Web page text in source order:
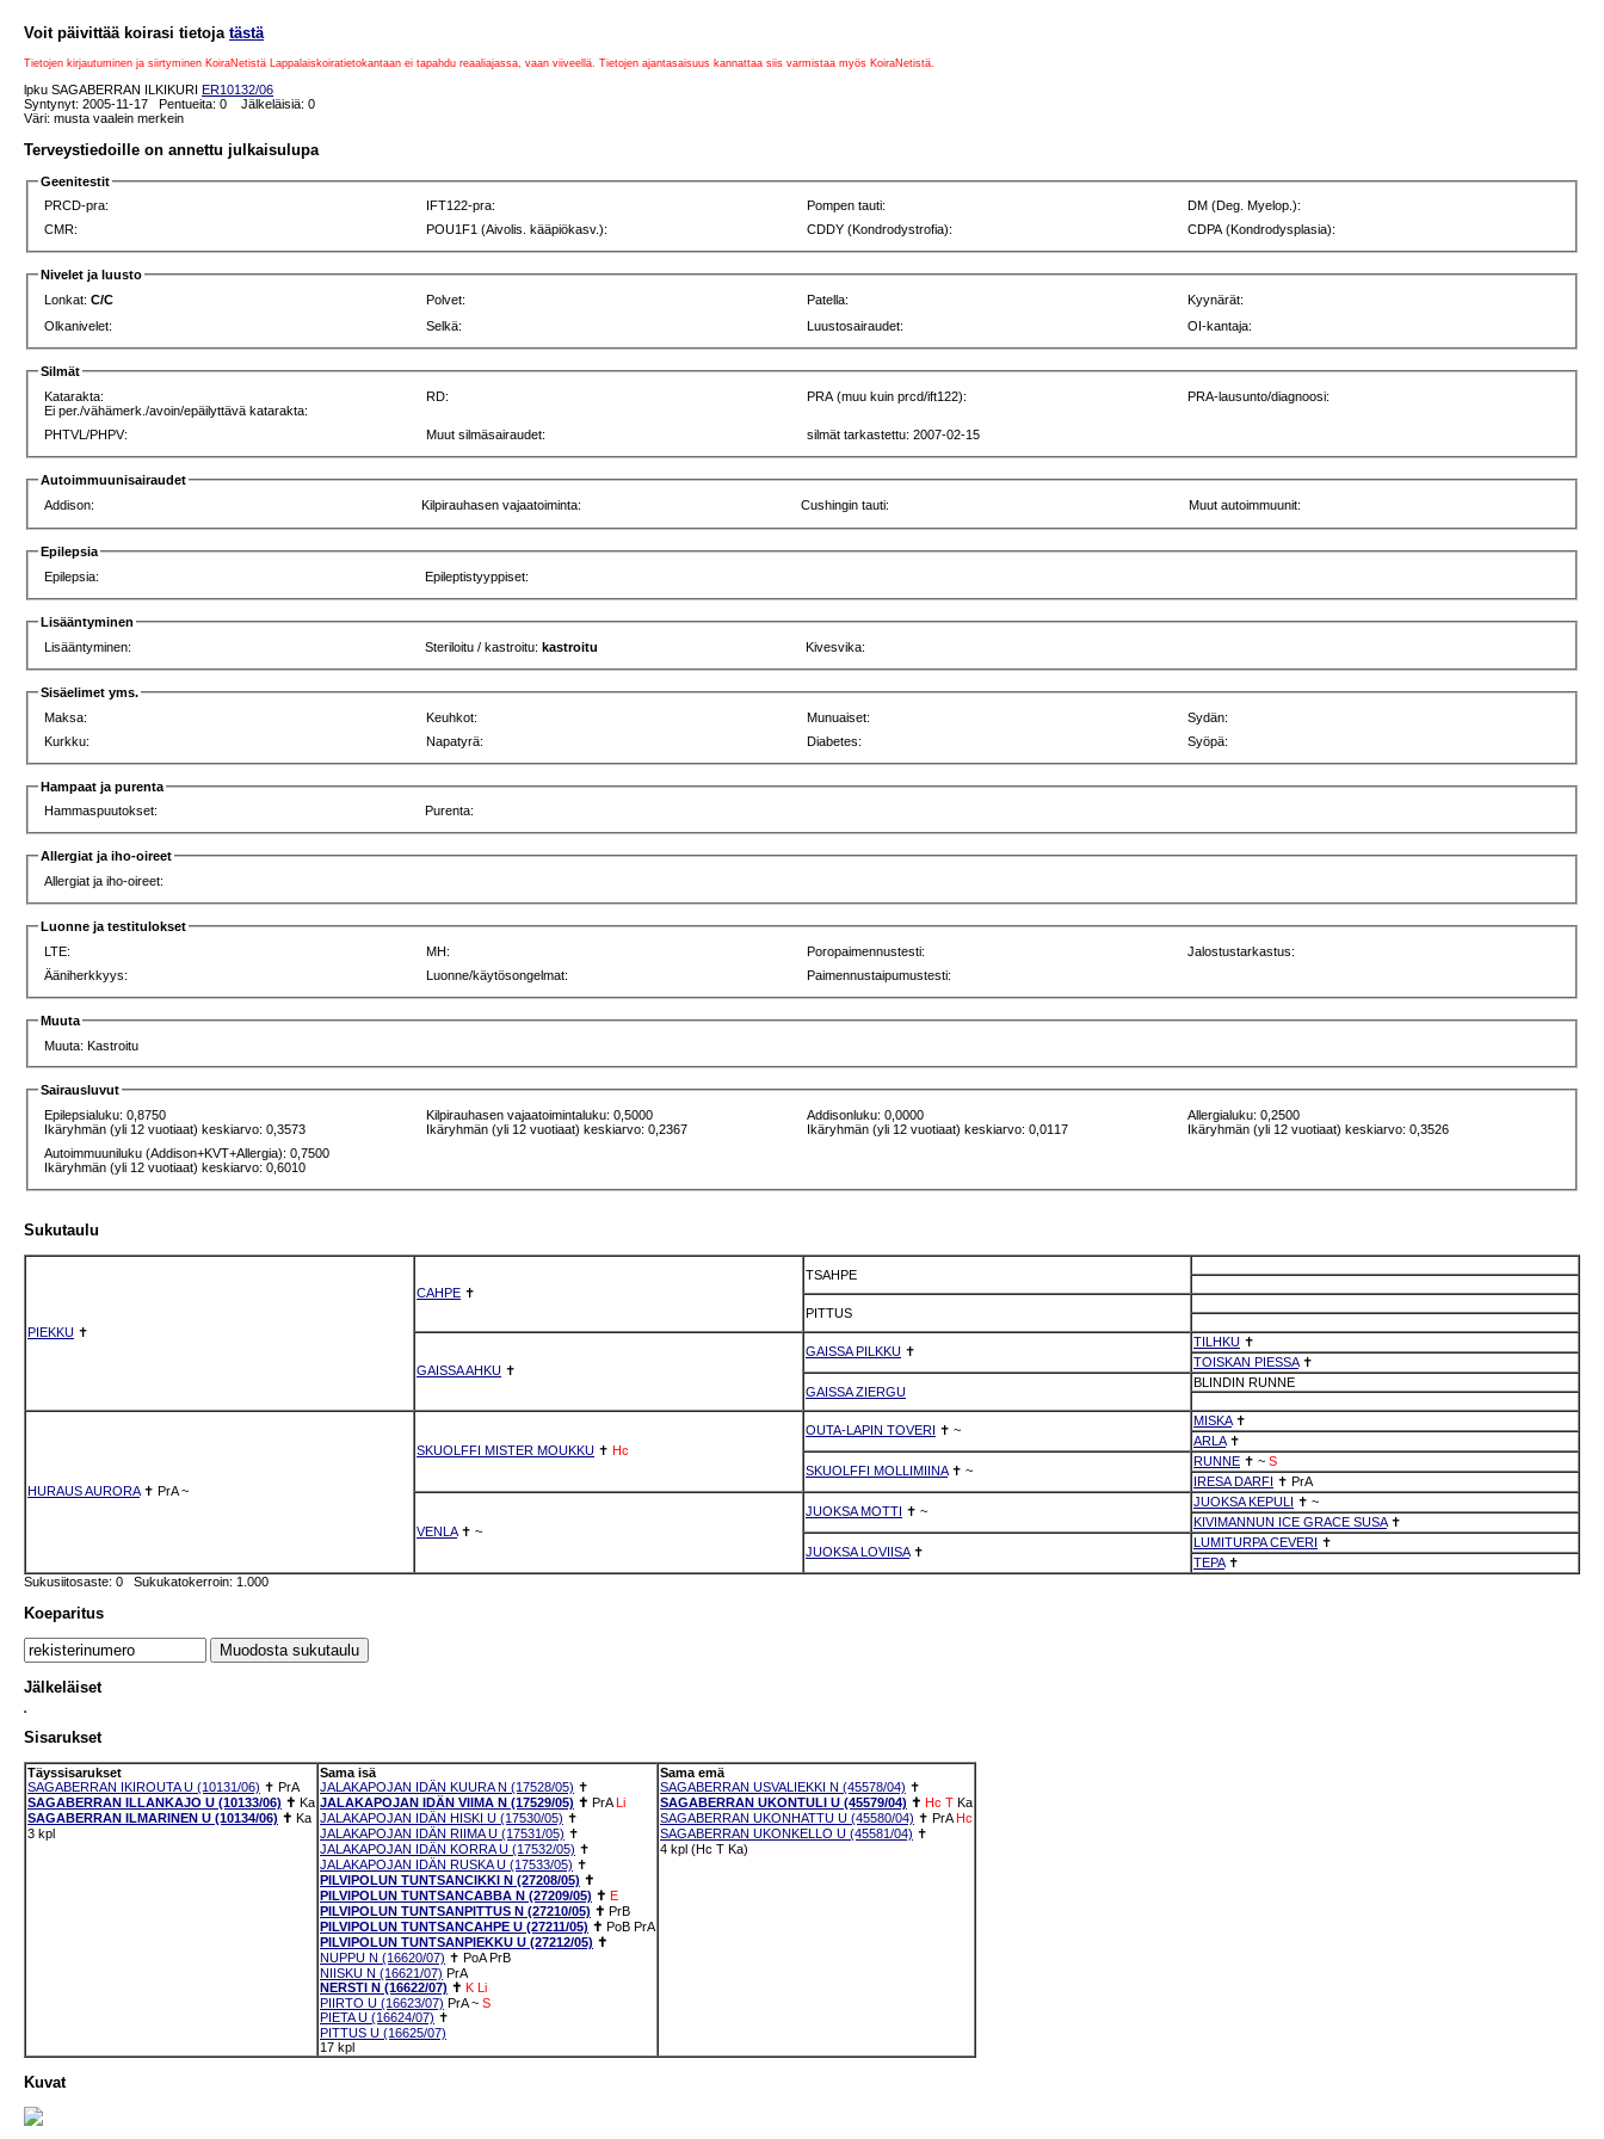
Voit päivittää koirasi tietoja tästä
Tietojen kirjautuminen ja siirtyminen KoiraNetistä Lappalaiskoiratietokantaan ei tapahdu reaaliajassa, vaan viiveellä. Tietojen ajantasaisuus kannattaa siis varmistaa myös KoiraNetistä.
lpku SAGABERRAN ILKIKURI ER10132/06
Syntynyt: 2005-11-17 Pentueita: 0 Jälkeläisiä: 0
Väri: musta vaalein merkein
Terveystiedoille on annettu julkaisulupa
Geenitestit
PRCD-pra:
IFT122-pra: Pompen tauti:
DM (Deg. Myelop.):
CMR:
POU1F1 (Aivolis. kääpiökasv.): CDDY (Kondrodystrofia): CDPA (Kondrodysplasia):
Nivelet ja luusto
Lonkat:C/C Polvet: Patella:
Kyynärät:
Olkanivelet:
Selkä: Luustosairaudet: OI-kantaja:
Silmät
Katarakta:
Ei per./vähämerk./avoin/epäilyttävä katarakta:
RD: PRA (muu kuin prcd/ift122): PRA-lausunto/diagnoosi:
PHTVL/PHPV: Muut silmäsairaudet: silmät tarkastettu: 2007-02-15
Autoimmuunisairaudet
Addison:
Kilpirauhasen vajaatoiminta: Cushingin tauti: Muut autoimmuunit:
Epilepsia
Epilepsia:
Epileptistyyppiset:
Lisääntyminen
Lisääntyminen:
Steriloitu / kastroitu:kastroitu Kivesvika:
Sisäelimet yms.
Maksa:
Keuhkot: Munuaiset:
Sydän:
Kurkku:
Napatyrä: Diabetes: Syöpä:
Hampaat ja purenta
Hammaspuutokset:
Purenta:
Allergiat ja iho-oireet
Allergiat ja iho-oireet:
Luonne ja testitulokset
LTE:
MH: Poropaimennustesti:
Jalostustarkastus:
Ääniherkkyys:
Luonne/käytösongelmat: Paimennustaipumustesti:
Muuta
Muuta: Kastroitu
Sairausluvut
Epilepsialuku: 0,8750
Ikäryhmän (yli 12 vuotiaat) keskiarvo: 0,3573
Kilpirauhasen vajaatoimintaluku: 0,5000
Ikäryhmän (yli 12 vuotiaat) keskiarvo: 0,2367
Addisonluku: 0,0000
Ikäryhmän (yli 12 vuotiaat) keskiarvo: 0,0117
Allergialuku: 0,2500
Ikäryhmän (yli 12 vuotiaat) keskiarvo: 0,3526
Autoimmuuniluku (Addison+KVT+Allergia): 0,7500
Ikäryhmän (yli 12 vuotiaat) keskiarvo: 0,6010
Sukutaulu
PIEKKU ✝
CAHPE ✝
TSAHPE
PITTUS
GAISSA AHKU ✝
GAISSA PILKKU ✝
TILHKU ✝
TOISKAN PIESSA✝
GAISSA ZIERGU
BLINDIN RUNNE
HURAUS AURORA✝ PrA ~
SKUOLFFI MISTER MOUKKU ✝ Hc
OUTA-LAPIN TOVERI ✝ ~
MISKA✝
ARLA✝
SKUOLFFI MOLLIMIINA✝ ~
RUNNE ✝ ~ S
IRESA DARFI ✝ PrA
VENLA✝ ~
JUOKSA MOTTI ✝ ~
JUOKSA KEPULI ✝ ~
KIVIMANNUN ICE GRACE SUSA✝
JUOKSA LOVIISA✝
LUMITURPA CEVERI ✝
TEPA✝
Sukusiitosaste: 0 Sukukatokerroin: 1.000
Koeparitus
Jälkeläiset
Sisarukset
Täyssisarukset
SAGABERRAN IKIROUTA U (10131/06) ✝ PrA
SAGABERRAN ILLANKAJO U (10133/06) ✝ Ka
SAGABERRAN ILMARINEN U (10134/06) ✝ Ka
3 kpl
Sama isä
JALAKAPOJAN IDÄN KUURA N (17528/05) ✝
JALAKAPOJAN IDÄN VIIMA N (17529/05) ✝ PrA Li
JALAKAPOJAN IDÄN HISKI U (17530/05) ✝
JALAKAPOJAN IDÄN RIIMA U (17531/05) ✝
JALAKAPOJAN IDÄN KORRA U (17532/05) ✝
JALAKAPOJAN IDÄN RUSKA U (17533/05) ✝
PILVIPOLUN TUNTSANCIKKI N (27208/05) ✝
PILVIPOLUN TUNTSANCABBA N (27209/05) ✝ E
PILVIPOLUN TUNTSANPITTUS N (27210/05) ✝ PrB
PILVIPOLUN TUNTSANCAHPE U (27211/05) ✝ PoB PrA
PILVIPOLUN TUNTSANPIEKKU U (27212/05) ✝
NUPPU N (16620/07) ✝ PoA PrB
NIISKU N (16621/07) PrA
NERSTI N (16622/07) ✝ K Li
PIIRTO U (16623/07) PrA ~ S
PIETA U (16624/07) ✝
PITTUS U (16625/07)
17 kpl
Sama emä
SAGABERRAN USVALIEKKI N (45578/04) ✝
SAGABERRAN UKONTULI U (45579/04) ✝ Hc T Ka
SAGABERRAN UKONHATTU U (45580/04) ✝ PrA Hc
SAGABERRAN UKONKELLO U (45581/04) ✝
4 kpl (Hc T Ka)
Kuvat